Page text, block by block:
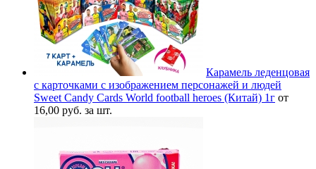
Карамель леденцовая
с карточками с изображением персонажей и людей
Sweet Candy Cards World football heroes (Китай) 1г от
16,00 руб. за шт.